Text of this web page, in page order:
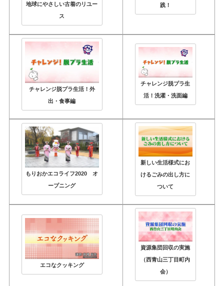
地球にやさしい古着のリユー
ス
践！
チャレンジ脱プラ生活！外
出・食事編
チャレンジ脱プラ生
活！洗濯・洗面編
もりおかエコライフ2020 オ
ープニング
新しい生活様式にお
けるごみの出し方に
ついて
エコなクッキング
資源集団回収の実施
（西青山三丁目町内
会）